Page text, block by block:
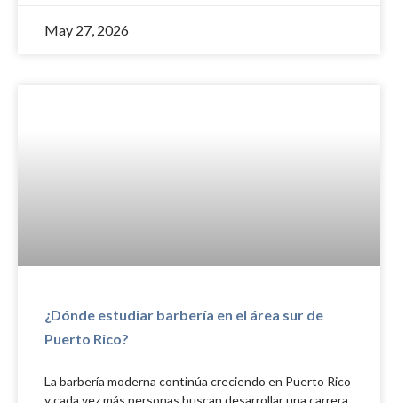
May 27, 2026
¿Dónde estudiar barbería en el área sur de
Puerto Rico?
La barbería moderna continúa creciendo en Puerto Rico
y cada vez más personas buscan desarrollar una carrera